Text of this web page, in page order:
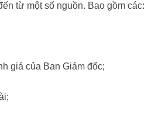
từ một số nguồn. Bao gồm các:
giá của Ban Giám đốc;